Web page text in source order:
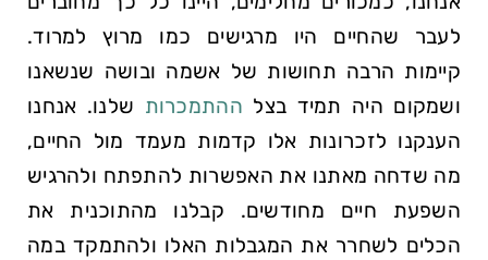
לעבר שהחיים היו מרגישים כמו מרוץ למרוד.
קיימות הרבה תחושות של אשמה ובושה שנשאנו
ושמקום היה תמיד בצל ההתמכרות שלנו. אנחנו
הענקנו לזכרונות אלו קדמות מעמד מול החיים,
מה שדחה מאתנו את האפשרות להתפתח ולהרגיש
השפעת חיים מחודשים. קבלנו מהתוכנית את
הכלים לשחרר את המגבלות האלו ולהתמקד במה